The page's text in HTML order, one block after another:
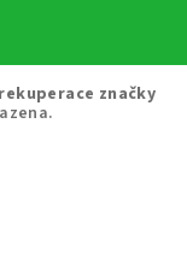
značky